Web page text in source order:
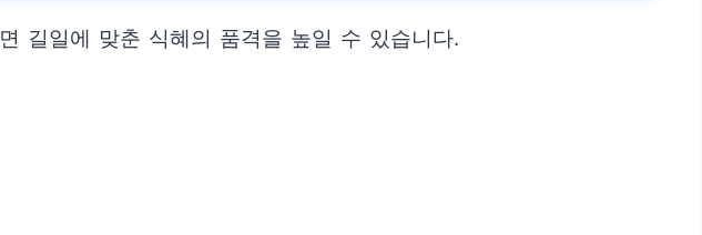
길일에 맞춘 식혜의 품격을 높일 수 있습니다.